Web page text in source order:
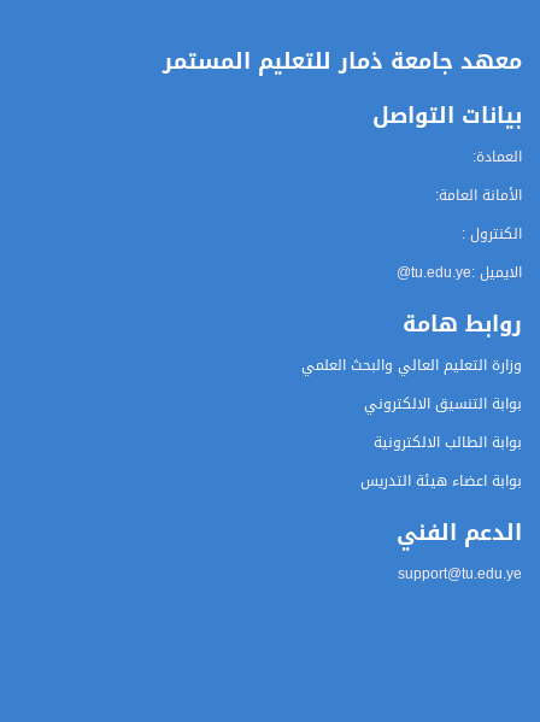
معهد جامعة ذمار للتعليم المستمر
بيانات التواصل
العمادة:
الأمانة العامة:
الكنترول :
الايميل :@tu.edu.ye
روابط هامة
وزارة التعليم العالي والبحث العلمي
بوابة التنسيق الالكتروني
بوابة الطالب الالكترونية
بوابة اعضاء هيئة التدريس
الدعم الفني
support@tu.edu.ye